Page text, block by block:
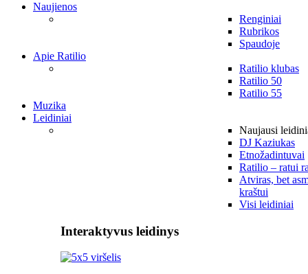
Naujienos
Renginiai
Rubrikos
Spaudoje
Apie Ratilio
Ratilio klubas
Ratilio 50
Ratilio 55
Muzika
Leidiniai
Naujausi
DJ Kaziukas
Etnožadintuvai
Ratilio – ratui
Atviras, bet
kraštui
Visi leidiniai
Interaktyvus leidinys